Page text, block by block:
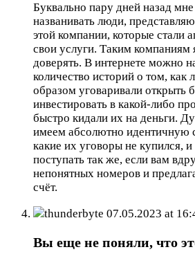
Буквально пару дней назад
названивать люди,
этой компании, которые стали
свои услуги. Таким компаниям
доверять. В интернете можно
количество историй о том,
образом уговаривали открыть
инвестировать в какой-либо
быстро кидали их на деньги.
имеем абсолютно идентичную
какие их уговоры не купился,
поступать так же, если вам
непонятных номеров и
счёт.
thunderbyte 07.05.2023 at
Вы еще не поняли, что